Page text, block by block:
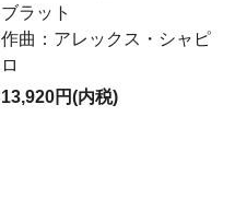
ブラット
作曲：アレックス・シャピ
ロ
13,920円(内税)